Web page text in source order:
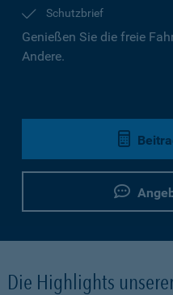
Schutzbrief
Genießen Sie die freie
Andere.
Die Highlights